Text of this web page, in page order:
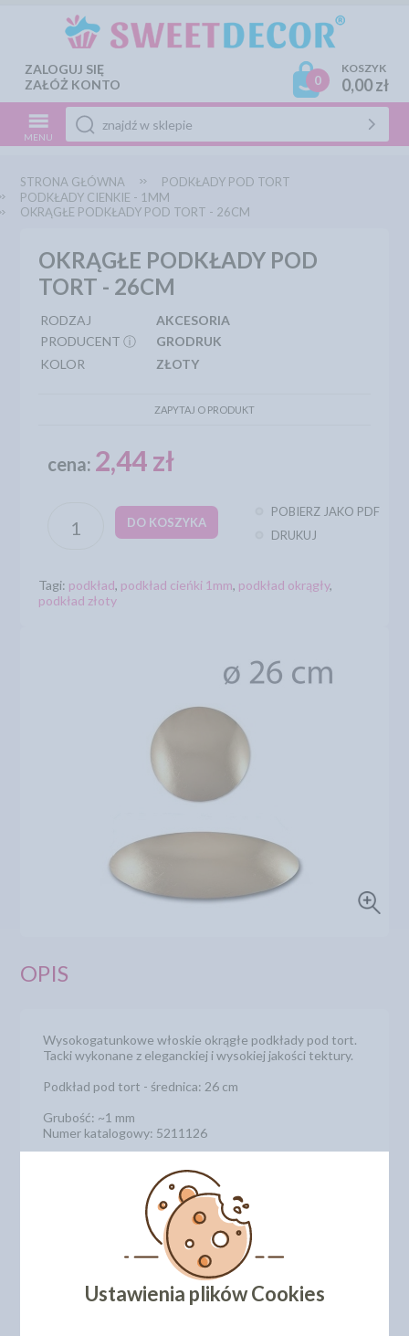
ZALOGUJ SIĘ
ZAŁÓŻ KONTO
0
KOSZYK
0,00 zł
MENU
STRONA GŁÓWNA
PODKŁADY POD TORT
PODKŁADY CIENKIE - 1MM
OKRĄGŁE PODKŁADY POD TORT - 26CM
OKRĄGŁE PODKŁADY POD
TORT - 26CM
RODZAJ
AKCESORIA
PRODUCENT ⓘ
GRODRUK
KOLOR
ZŁOTY
ZAPYTAJ O PRODUKT
cena: 2,44 zł
DO KOSZYKA
POBIERZ JAKO PDF
DRUKUJ
Tagi: podkład, podkład cieńki 1mm, podkład okrągły,
podkład złoty
OPIS
Wysokogatunkowe włoskie okrągłe podkłady pod tort.
Tacki wykonane z eleganckiej i wysokiej jakości tektury.
Podkład pod tort - średnica: 26 cm
Grubość: ~1 mm
Numer katalogowy: 5211126
DODAJ SWOJĄ OPINIĘ
PRODUKTY PODOBNE
INNI KLIENCI KUPILI TEŻ
Ustawienia plików Cookies